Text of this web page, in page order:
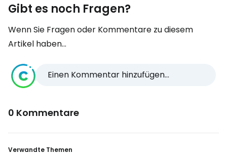
Gibt es noch Fragen?
Wenn Sie Fragen oder Kommentare zu diesem
Artikel haben...
Einen Kommentar hinzufügen...
0 Kommentare
Verwandte Themen